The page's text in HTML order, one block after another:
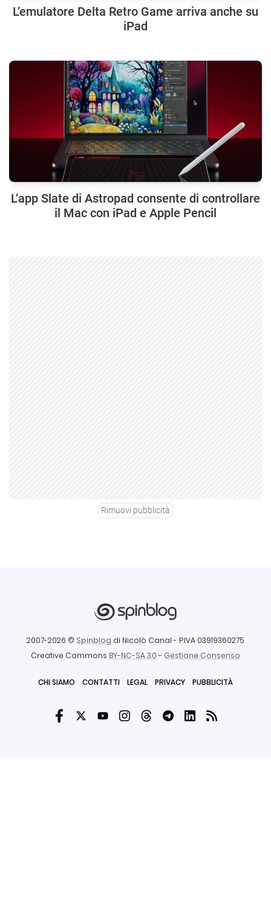
L’emulatore Delta Retro Game arriva anche su
iPad
L’app Slate di Astropad consente di controllare
il Mac con iPad e Apple Pencil
Rimuovi pubblicità
2007-2026 © Spinblog di Nicolò Canal - P.IVA 03919360275
Creative Commons BY-NC-SA 3.0- Gestione Consenso
CHI SIAMO CONTATTI LEGAL PRIVACY PUBBLICITÀ